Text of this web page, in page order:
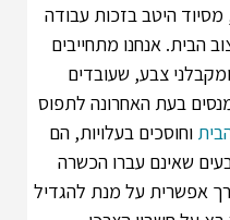
היטב בזכות עבודה
הבית. אנחנו מתחייבים
ומקבלני צבע, שעובדים
בעת האחרונה לתפוס
וחוסכים בעלויות, הם
שאינם עברו הכשרה
אפשרית על מנת להגדיל